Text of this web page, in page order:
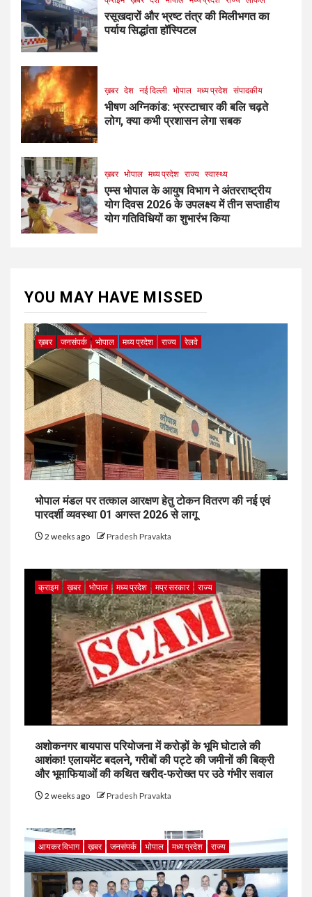
रसूखदारों और भ्रष्ट तंत्र की मिलीभगत का
पर्याय सिद्धांता हॉस्पिटल
ख़बर देश नई दिल्ली भोपाल मध्य प्रदेश संपादकीय
भीषण अग्निकांड: भ्रस्टाचार की बलि चढ़ते
लोग, क्या कभी प्रशासन लेगा सबक
ख़बर भोपाल मध्य प्रदेश राज्य स्वास्थ्य
एम्स भोपाल के आयुष विभाग ने अंतरराष्ट्रीय
योग दिवस 2026 के उपलक्ष्य में तीन सप्ताहीय
योग गतिविधियों का शुभारंभ किया
YOU MAY HAVE MISSED
ख़बर जनसंपर्क भोपाल मध्य प्रदेश राज्य रेलवे
भोपाल मंडल पर तत्काल आरक्षण हेतु टोकन वितरण की नई एवं
पारदर्शी व्यवस्था 01 अगस्त 2026 से लागू
2 weeks ago Pradesh Pravakta
क्राइम ख़बर भोपाल मध्य प्रदेश मप्र सरकार राज्य
अशोकनगर बायपास परियोजना में करोड़ों के भूमि घोटाले की
आशंका! एलायमेंट बदलने, गरीबों की पट्टे की जमीनों की बिक्री
और भूमाफियाओं की कथित खरीद-फरोख्त पर उठे गंभीर सवाल
2 weeks ago Pradesh Pravakta
आयकर विभाग ख़बर जनसंपर्क भोपाल मध्य प्रदेश राज्य